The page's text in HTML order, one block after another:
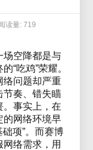
读量: 719
场空降都是与
“吃鸡”荣耀。
络问题却严重
节奏、错失瞄
。事实上，在
的网络环境早
础项”。而赛博
络需求，用